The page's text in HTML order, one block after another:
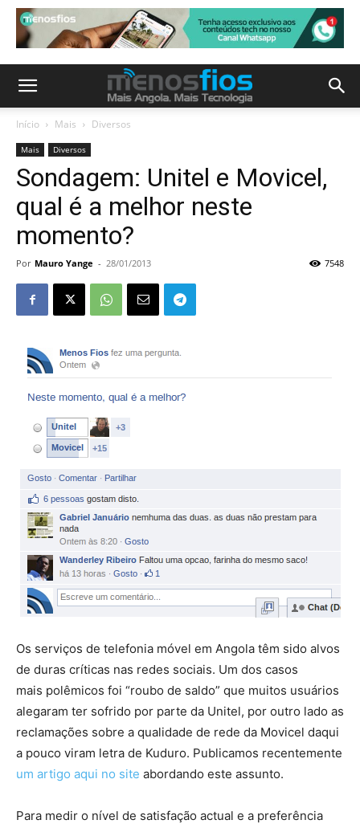
Início Mais Diversos
Mais Diversos
Sondagem: Unitel e Movicel,
qual é a melhor neste
momento?
Por Mauro Yange - 28/01/2013 7548
Os serviços de telefonia móvel em Angola têm sido alvos
de duras críticas nas redes sociais. Um dos casos
mais polêmicos foi “roubo de saldo” que muitos usuários
alegaram ter sofrido por parte da Unitel, por outro lado as
reclamações sobre a qualidade de rede da Movicel daqui
a pouco viram letra de Kuduro. Publicamos recentemente
um artigo aqui no site abordando este assunto.
Para medir o nível de satisfação actual e a preferência